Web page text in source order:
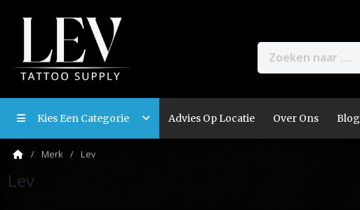
Kies Een Categorie Advies Op Locatie Over Ons Blog
Merk Lev
Lev